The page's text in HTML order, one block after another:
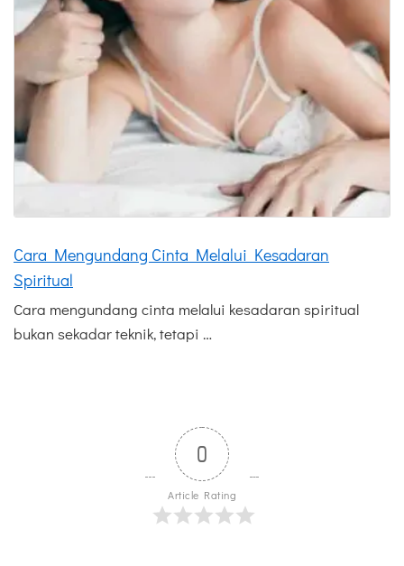
Cara Mengundang Cinta Melalui Kesadaran
Spiritual
Cara mengundang cinta melalui kesadaran spiritual
bukan sekadar teknik, tetapi …
0
Article Rating